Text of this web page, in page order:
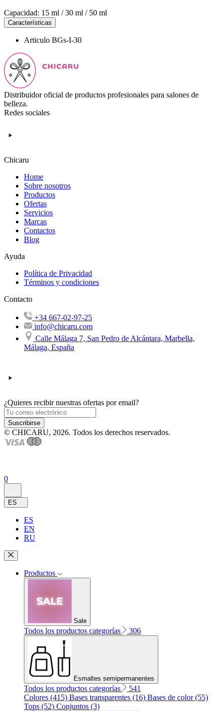
Capacidad: 15 ml / 30 ml / 50 ml
Características
Articulo BGs-I-30
Distribuidor oficial de productos profesionales para salones de
belleza.
Redes sociales
Chicaru
Home
Sobre nosotros
Productos
Ofertas
Servicios
Marcas
Contactos
Blog
Ayuda
Política de Privacidad
Términos y condiciones
Contacto
+34 667-02-97-25
info@chicaru.com
Calle Málaga 7, San Pedro de Alcántara, Marbella,
Málaga, España
¿Quieres recibir nuestras ofertas por email?
Suscribirse
© CHICARU, 2026. Todos los derechos reservados.
0
ES
ES
EN
RU
Productos
Sale
Todos los productos categorías 306
Esmaltes semipermanentes
Todos los productos categorías
541
Colores (415) Bases transparentes (16) Bases de color (55)
Tops (52) Conjuntos (3)